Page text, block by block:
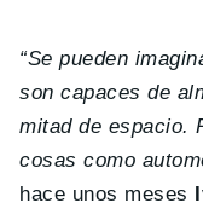
“Se pueden
son capaces de
mitad de espacio.
cosas como
hace unos meses